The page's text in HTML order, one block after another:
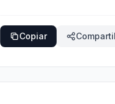
Copiar